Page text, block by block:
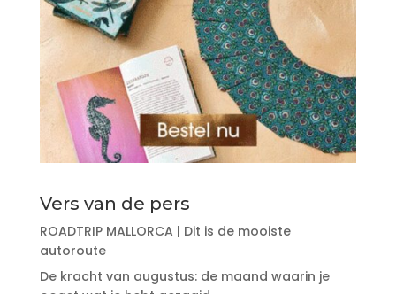
Vers van de pers
ROADTRIP MALLORCA | Dit is de mooiste
autoroute
De kracht van augustus: de maand waarin je